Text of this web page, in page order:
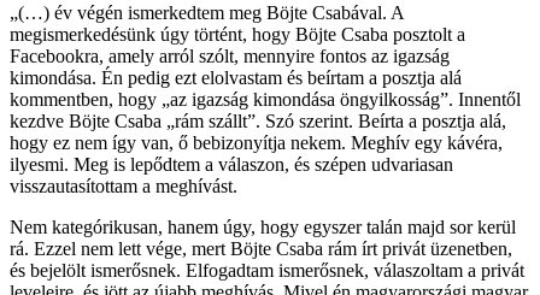
„(…) év végén ismerkedtem meg Böjte Csabával. A
megismerkedésünk úgy történt, hogy Böjte Csaba posztolt a
Facebookra, amely arról szólt, mennyire fontos az igazság
kimondása. Én pedig ezt elolvastam és beírtam a posztja alá
kommentben, hogy „az igazság kimondása öngyilkosság”. Innentől
kezdve Böjte Csaba „rám szállt”. Szó szerint. Beírta a posztja alá,
hogy ez nem így van, ő bebizonyítja nekem. Meghív egy kávéra,
ilyesmi. Meg is lepődtem a válaszon, és szépen udvariasan
visszautasítottam a meghívást.
Nem kategórikusan, hanem úgy, hogy egyszer talán majd sor kerül
rá. Ezzel nem lett vége, mert Böjte Csaba rám írt privát üzenetben,
és bejelölt ismerősnek. Elfogadtam ismerősnek, válaszoltam a privát